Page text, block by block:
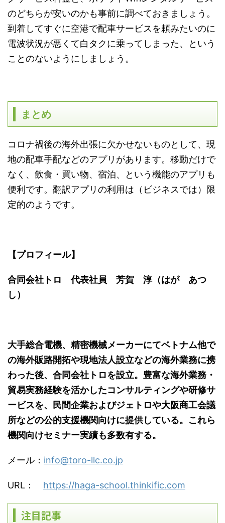
のどちらが安いのかも事前に調べておきましょう。
到着してすぐに空港で配車サービスを頼みたいのに
電波状況が悪くて白タクに乗ってしまった、という
ことのないようにしましょう。
まとめ
コロナ禍後の海外出張に欠かせないものとして、現
地の配車手配などのアプリがあります。移動だけで
なく、飲食・買い物、宿泊、という機能のアプリも
便利です。翻訳アプリの利用は（ビジネスでは）限
定的のようです。
【プロフィール】
合同会社トロ 代表社員 芳賀 淳（はが あつ
し）
大手総合電機、精密機械メーカーにてベトナム他で
の海外販路開拓や現地法人設立などの海外業務に携
わった後、合同会社トロを設立。豊富な海外業務・
貿易実務経験を活かしたコンサルティングや研修サ
ービスを、民間企業およびジェトロや大阪商工会議
所などの公的支援機関向けに提供している。これら
機関向けセミナー実績も多数有する。
メール： info@toro-llc.co.jp
URL： https://haga-school.thinkific.com
注目記事